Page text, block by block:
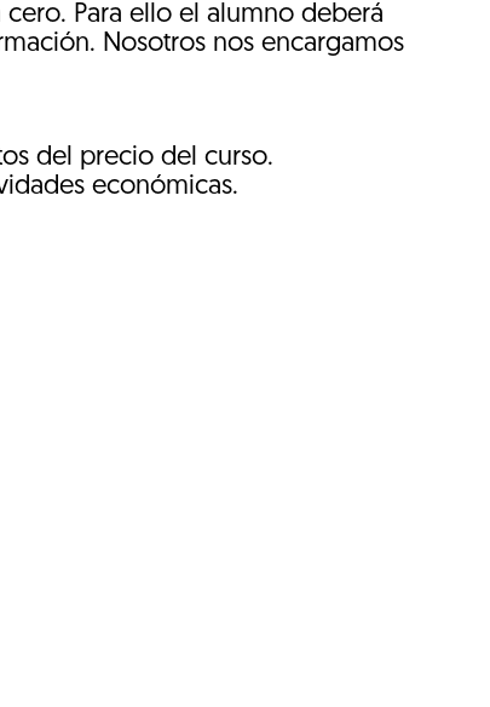
cero. Para ello el alumno deberá
Nosotros nos encargamos
del precio del curso.
económicas.